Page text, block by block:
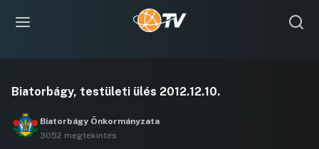
Biatorbágy, testületi ülés 2012.12.10.
Biatorbágy Önkormányzata
3052 megtekintés